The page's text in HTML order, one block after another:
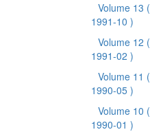
Volume 13 (
1991-10 )
Volume 12 (
1991-02 )
Volume 11 (
1990-05 )
Volume 10 (
1990-01 )